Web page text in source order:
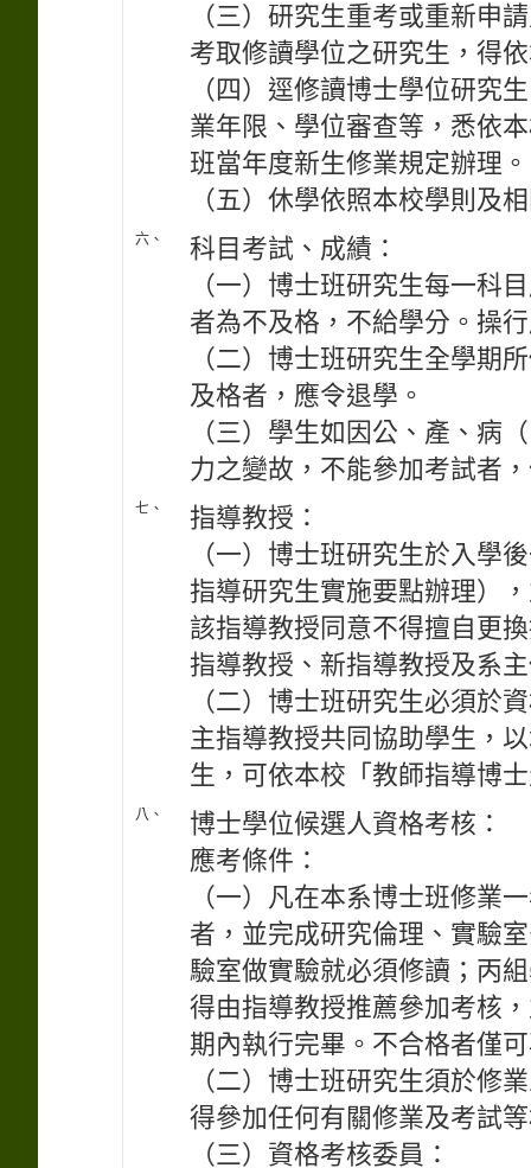
（三）研究生重考或重新申
考取修讀學位之研究生，得
（四）逕修讀博士學位研究
業年限、學位審查等，悉依
班當年度新生修業規定辦理。
（五）休學依照本校學則及
六、
科目考試、成績：
（一）博士班研究生每一科
者為不及格，不給學分。操
（二）博士班研究生全學期
及格者，應令退學。
（三）學生如因公、產、病
力之變故，不能參加考試者
七、
指導教授：
（一）博士班研究生於入學
指導研究生實施要點辦理）
該指導教授同意不得擅自更
指導教授、新指導教授及系
（二）博士班研究生必須於
主指導教授共同協助學生，
生，可依本校「教師指導博
八、
博士學位候選人資格考核：
應考條件：
（一）凡在本系博士班修業
者，並完成研究倫理、實驗
驗室做實驗就必須修讀；丙
得由指導教授推薦參加考核
期內執行完畢。不合格者僅
（二）博士班研究生須於修
得參加任何有關修業及考試
（三）資格考核委員：